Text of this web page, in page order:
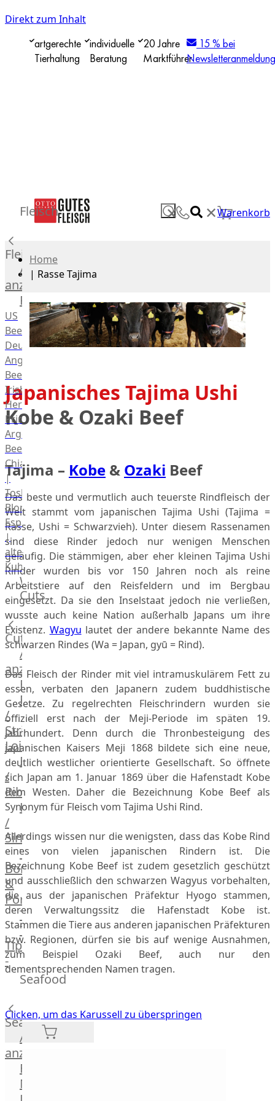
Direkt zum Inhalt
artgerechte
Tierhaltung
individuelle
Beratung
20 Jahre
Marktführer
15 % bei
Newsletteranmeldung
✕ ✕Warenkorb
Fleisch
Fleisch
Alle
anzeigen
Rind
US
Beef
Deutsches
Angus
Beef
Irish
Hereford
Prime
Argentina
Beef
Chianina
|
Toskana
Blonda
Espanola
|
alte
Kuh
Wagyu
Beef
Morgan
Ranch
Wagyu
Japanisches
Wagyu
Beef
Japanisches
Kobe
Wagyu
Australian
F1
Wagyu
Deutsches
Wagyu
Irish
Veire
F1
Wagyu
Beef
Schwein
Ibérico
Schwein
Joselito
Ibérico
70%
Bellota
Ibérico
35%
Bellota
LiVar
Schweinefleisch
Mangalitza
Cuts
Cuts
Alle
anzeigen
Filet
Rumpsteak
/
Strip
Loin
Entrecote
/
Ribeye
Hüftsteak
/
Sirloin
T-
Bone
&
Porterhouse
Tomahawk
Tri
Tip
-
Bürgermeisterstück
Hanging
Tender
Special
Cuts
Rippchen
Teilstücke
Seafood
Seafood
Alle
anzeigen
Fisch
Meeresfrüchte
Home
| Rasse Tajima
Japanisches Tajima Ushi
Kobe & Ozaki Beef
Tajima – Kobe & Ozaki Beef
Das beste und vermutlich auch teuerste Rindfleisch der
Welt stammt vom japanischen Tajima Ushi (Tajima =
Rasse, Ushi = Schwarzvieh). Unter diesem Rassenamen
sind diese Rinder jedoch nur wenigen Menschen
geläufig. Die stämmigen, aber eher kleinen Tajima Ushi
Rinder wurden bis vor 150 Jahren noch als reine
Arbeitstiere auf den Reisfeldern und im Bergbau
eingesetzt. Da sie den Inselstaat jedoch nie verließen,
wusste auch keine Nation außerhalb Japans um ihre
Existenz. Wagyu lautet der andere bekannte Name des
schwarzen Rindes (Wa = Japan, gyū = Rind).
Das Fleisch der Rinder mit viel intramuskulärem Fett zu
essen, verbaten den Japanern zudem buddhistische
Gesetze. Zu regelrechten Fleischrindern wurden sie
offiziell erst nach der Meji-Periode im späten 19.
Jahrhundert. Denn durch die Thronbesteigung des
japanischen Kaisers Meji 1868 bildete sich eine neue,
deutlich westlicher orientierte Gesellschaft. So öffnete
sich Japan am 1. Januar 1869 über die Hafenstadt Kobe
dem Westen. Daher die Bezeichnung Kobe Beef als
Synonym für Fleisch vom Tajima Ushi Rind.
Allerdings wissen nur die wenigsten, dass das Kobe Rind
eines von vielen japanischen Rindern ist. Die
Bezeichnung Kobe Beef ist zudem gesetzlich geschützt
und ausschließlich den schwarzen Wagyus vorbehalten,
die aus der japanischen Präfektur Hyogo stammen,
deren Verwaltungssitz die Hafenstadt Kobe ist.
Stammen die Tiere aus anderen japanischen Präfekturen
bzw. Regionen, dürfen sie bis auf wenige Ausnahmen,
zum Beispiel Ozaki Beef, auch nur den
dementsprechenden Namen tragen.
Clicken, um das Karussell zu überspringen